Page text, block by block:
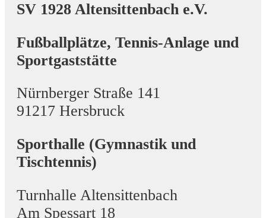
SV 1928 Altensittenbach e.V.
Fußballplätze, Tennis-Anlage und
Sportgaststätte
Nürnberger Straße 141
91217 Hersbruck
Sporthalle (Gymnastik und
Tischtennis)
Turnhalle Altensittenbach
Am Spessart 18